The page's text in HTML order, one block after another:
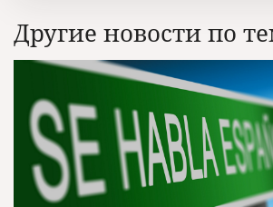
Другие новости по